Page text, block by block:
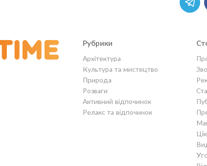
Рубрики
Архітектура
Культура та мистецтво
Природа
Розваги
Активний відпочинок
Релакс та відпочинок